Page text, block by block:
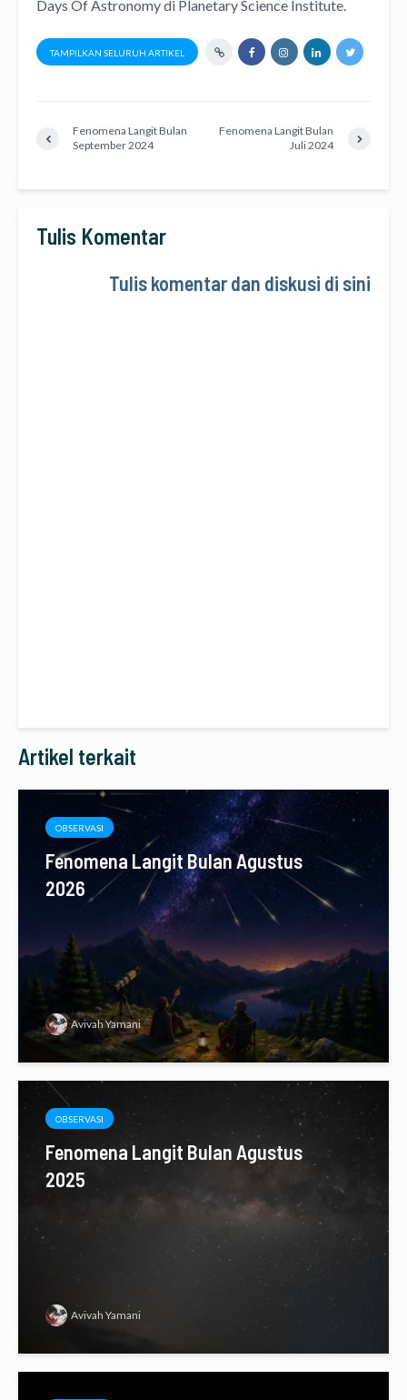
Days Of Astronomydi Planetary Science Institute.
TAMPILKAN SELURUH ARTIKEL
Fenomena Langit Bulan
September 2024
Fenomena Langit Bulan
Juli 2024
Tulis Komentar
Tulis komentar dan diskusi di sini
Artikel terkait
OBSERVASI
Fenomena Langit Bulan Agustus
2026
Avivah Yamani
OBSERVASI
Fenomena Langit Bulan Agustus
2025
Avivah Yamani